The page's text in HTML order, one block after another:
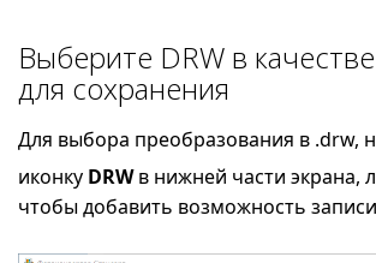
Выберите DRW в
для сохранения
Для выбора преобразования в .drw,
иконку DRWв нижней части экрана,
чтобы добавить возможность